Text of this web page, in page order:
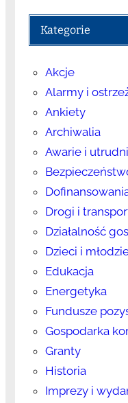
Kategorie
Akcje
Alarmy i
Ankiety
Archiwalia
Awarie i
Drogi i
Działalność
Dzieci i
Edukacja
Energetyka
Fundusze
Gospodarka
Granty
Historia
Imprezy i